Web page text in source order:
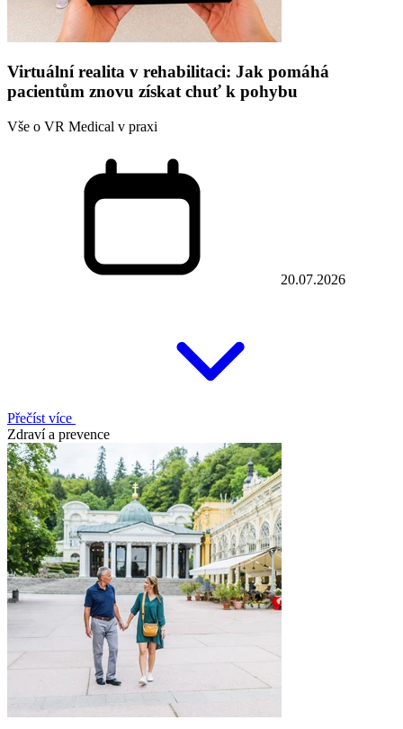
Virtuální realita v rehabilitaci: Jak pomáhá
pacientům znovu získat chuť k pohybu
Vše o VR Medical v praxi
20.07.2026
Přečíst více
Zdraví a prevence